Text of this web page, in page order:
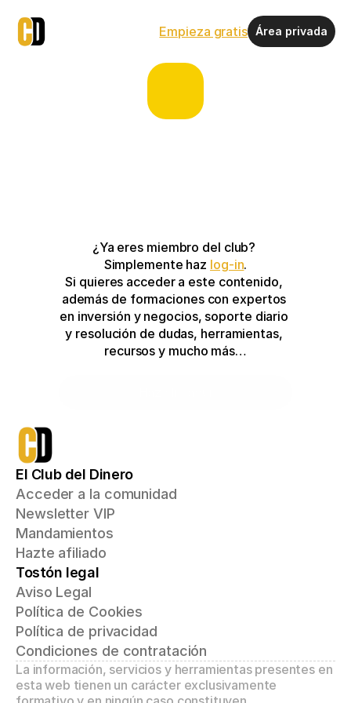
Empieza gratis Área privada
¿Ya eres miembro del club?
Simplemente haz log-in.
Si quieres acceder a este contenido,
además de formaciones con expertos
en inversión y negocios, soporte diario
y resolución de dudas, herramientas,
recursos y mucho más…
El Club del Dinero
Acceder a la comunidad
Newsletter VIP
Mandamientos
Hazte afiliado
Tostón legal
Aviso Legal
Política de Cookies
Política de privacidad
Condiciones de contratación
La información, servicios y herramientas presentes en
esta web tienen un carácter exclusivamente